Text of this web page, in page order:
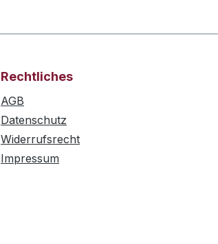
Rechtliches
AGB
Datenschutz
Widerrufsrecht
Impressum